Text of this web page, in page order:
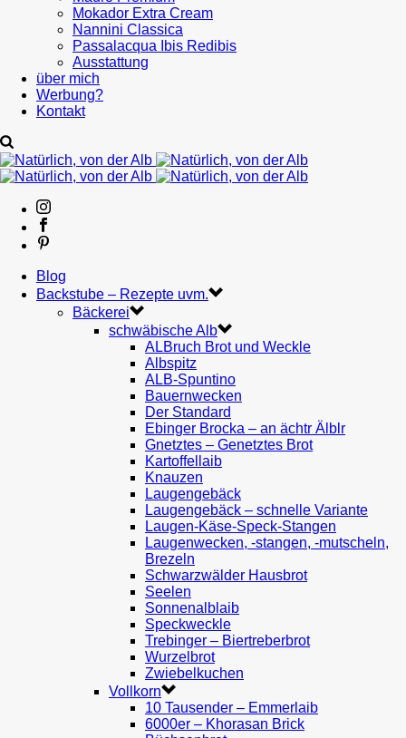
Mokador Extra Cream
Nannini Classica
Passalacqua Ibis Redibis
Ausstattung
über mich
Werbung?
Kontakt
Blog
Backstube – Rezepte uvm.
Bäckerei
schwäbische Alb
ALBruch Brot und Weckle
Albspitz
ALB-Spuntino
Bauernwecken
Der Standard
Ebinger Brocka – an ächtr Älblr
Gnetztes – Genetztes Brot
Kartoffellaib
Knauzen
Laugengebäck
Laugengebäck – schnelle Variante
Laugen-Käse-Speck-Stangen
Laugenwecken, -stangen, -mutscheln,
Brezeln
Schwarzwälder Hausbrot
Seelen
Sonnenalblaib
Speckweckle
Trebinger – Biertreberbrot
Wurzelbrot
Zwiebelkuchen
Vollkorn
10 Tausender – Emmerlaib
6000er – Khorasan Brick